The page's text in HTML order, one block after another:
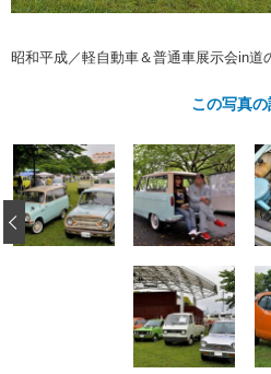
ショップレポート
レストア
カーメーカー「旧車」関連プロジ
イベント
昭和平成／軽自動車＆普通車展示会in道
この写真
‹